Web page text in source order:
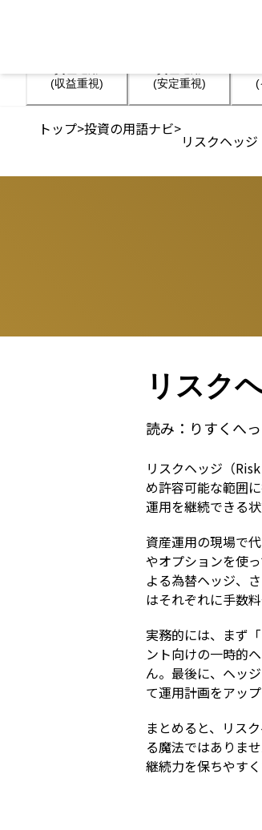
(収益重視)
(安定重視)
(
トップ>投資の用語ナビ>
リスクヘッジ
リスク
読み： りすくへ
リスクヘッジ（
め許容可能な範囲
運用を継続できる
資産運用の現場で
やオプションを使
よる為替ヘッジ、
はそれぞれに手数
実務的には、まず
ント向けの一時的
ん。最後に、ヘッ
て運用計画をアッ
まとめると、リス
る魔法ではありま
継続力を保ちやすく